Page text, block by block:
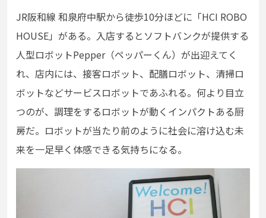
JR阪和線 和泉府中駅から徒歩10分ほどに「HCI ROBO
HOUSE」がある。入店するとソフトバンクが提供する
人型ロボットPepper（ペッパーくん）が出迎えてく
れ、店内には、接客ロボット、配膳ロボット、清掃ロ
ボットなどサービスロボットであふれる。何より目立
つのが、調理をするロボットが動くインパクトある厨
房だ。ロボットが当たり前のように社会に溶け込む未
来を一足早く体感できる気持ちになる。